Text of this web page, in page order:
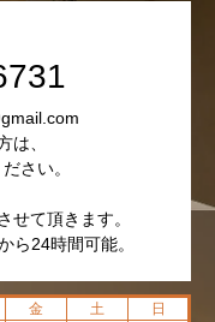
は、
さい。
せて頂きます。
ら24時間可能。
金 土
日